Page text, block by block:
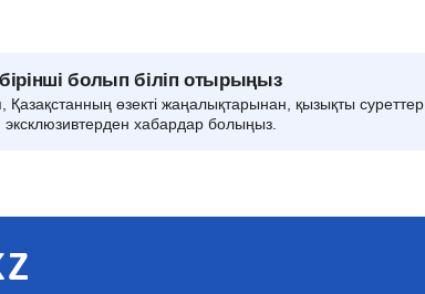
болып біліп отырыңыз
Қазақстанның өзекті жаңалықтарынан, қызықты суреттер,
хабардар болыңыз.